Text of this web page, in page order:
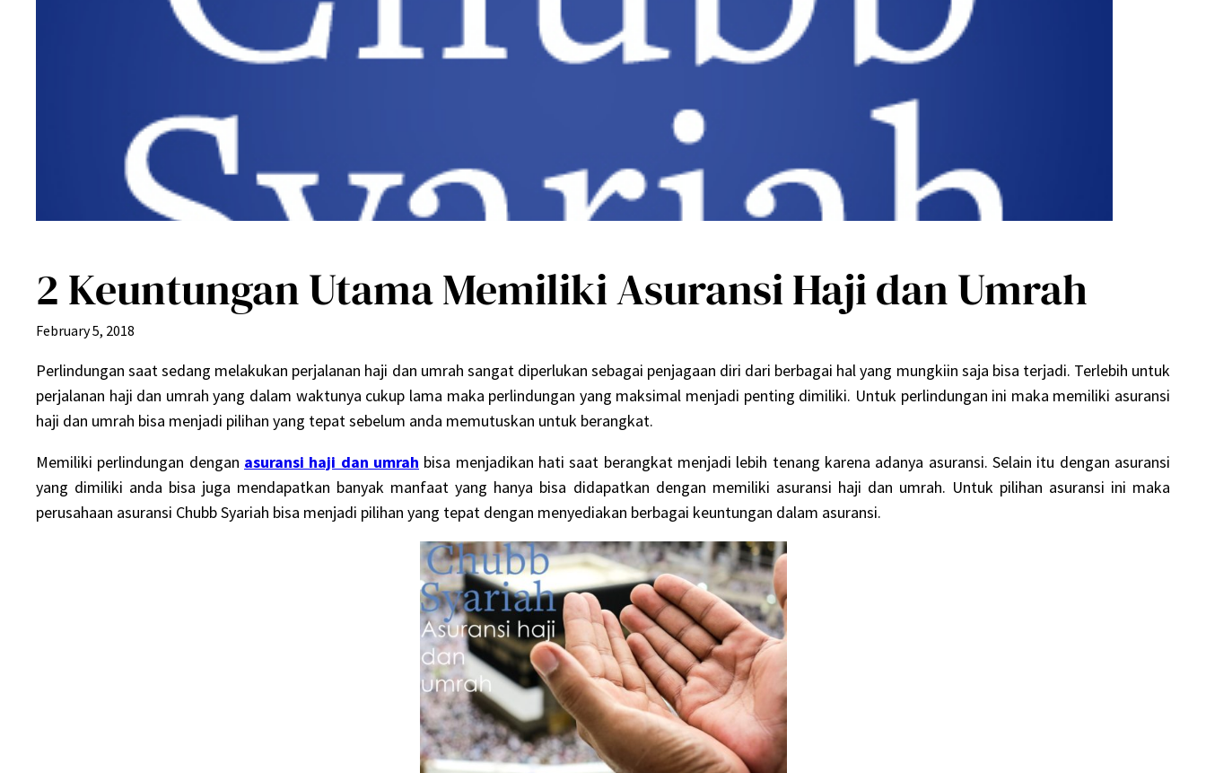
2 Keuntungan Utama Memiliki Asuransi Haji dan Umrah
February 5, 2018
Perlindungan saat sedang melakukan perjalanan haji dan umrah sangat diperlukan sebagai penjagaan diri dari berbagai hal yang mungkiin saja bisa terjadi. Terlebih untuk
perjalanan haji dan umrah yang dalam waktunya cukup lama maka perlindungan yang maksimal menjadi penting dimiliki. Untuk perlindungan ini maka memiliki asuransi
haji dan umrah bisa menjadi pilihan yang tepat sebelum anda memutuskan untuk berangkat.
Memiliki perlindungan dengan asuransi haji dan umrah bisa menjadikan hati saat berangkat menjadi lebih tenang karena adanya asuransi. Selain itu dengan asuransi
yang dimiliki anda bisa juga mendapatkan banyak manfaat yang hanya bisa didapatkan dengan memiliki asuransi haji dan umrah. Untuk pilihan asuransi ini maka
perusahaan asuransi Chubb Syariah bisa menjadi pilihan yang tepat dengan menyediakan berbagai keuntungan dalam asuransi.